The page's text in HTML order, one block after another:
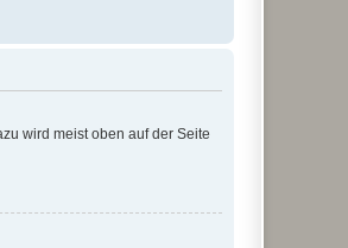
wird meist oben auf der Seite